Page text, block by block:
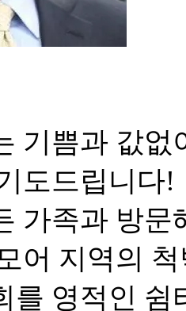
기쁨과 값
도드립니다!
가족과 방
어 지역의
를 영적인 쉼